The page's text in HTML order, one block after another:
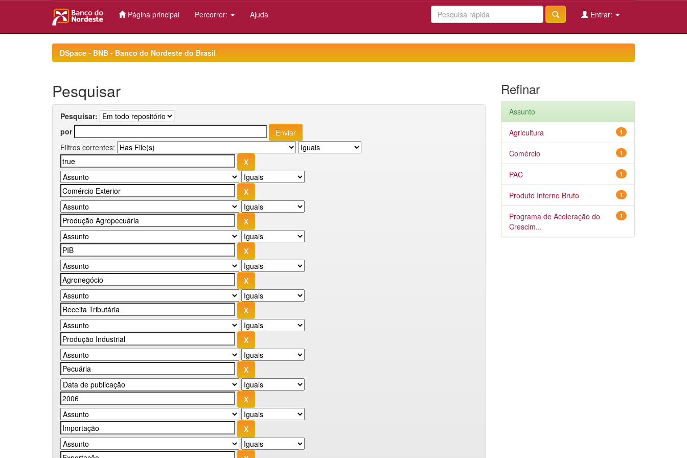
Página principal Percorrer: Ajuda Entrar:
DSpace - BNB - Banco do Nordeste do Brasil
Pesquisar
Pesquisar:
por
Filtros correntes:
Refinar
Assunto
1
Agricultura
1
Comércio
1
PAC
1
Produto Interno Bruto
1
Programa de Aceleração do
Crescim...